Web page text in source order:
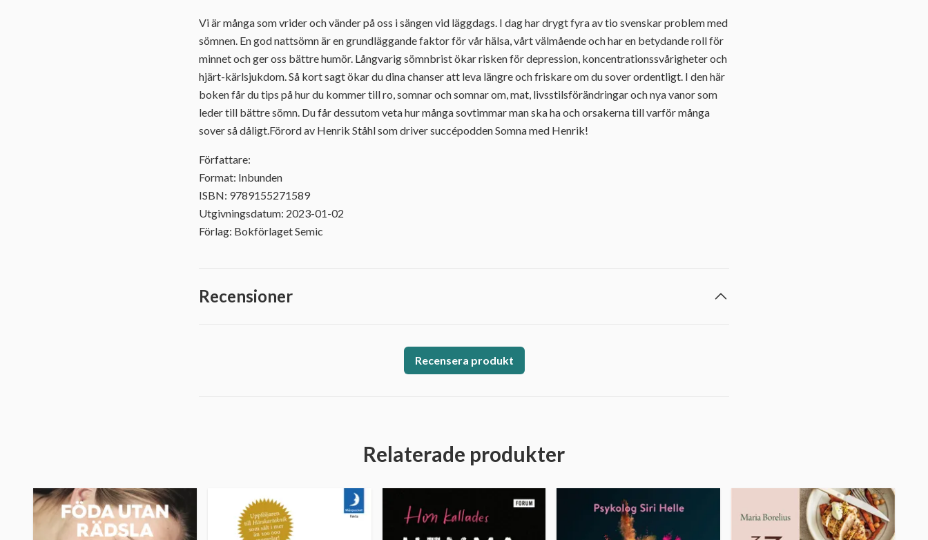
Vi är många som vrider och vänder på oss i sängen vid läggdags. I dag har drygt fyra av tio svenskar problem med
sömnen. En god nattsömn är en grundläggande faktor för vår hälsa, vårt välmående och har en betydande roll för
minnet och ger oss bättre humör. Långvarig sömnbrist ökar risken för depression, koncentrationssvårigheter och
hjärt-kärlsjukdom. Så kort sagt ökar du dina chanser att leva längre och friskare om du sover ordentligt. I den här
boken får du tips på hur du kommer till ro, somnar och somnar om, mat, livsstilsförändringar och nya vanor som
leder till bättre sömn. Du får dessutom veta hur många sovtimmar man ska ha och orsakerna till varför många
sover så dåligt.Förord av Henrik Ståhl som driver succépodden Somna med Henrik!
Författare:
Format: Inbunden
ISBN: 9789155271589
Utgivningsdatum: 2023-01-02
Förlag: Bokförlaget Semic
Recensioner
Recensera produkt
Relaterade produkter